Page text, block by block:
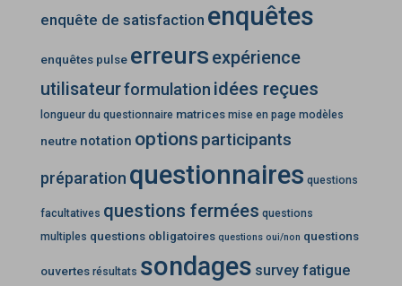
enquête de satisfaction enquêtes
enquêtes pulse erreurs expérience
utilisateurformulation idées reçues
longueur du questionnaire matrices mise en page modèles
neutre notation options participants
préparation questionnaires questions
facultatives questions fermées questions
multiples questions obligatoires questions oui/non questions
ouvertes résultats sondages survey fatigue